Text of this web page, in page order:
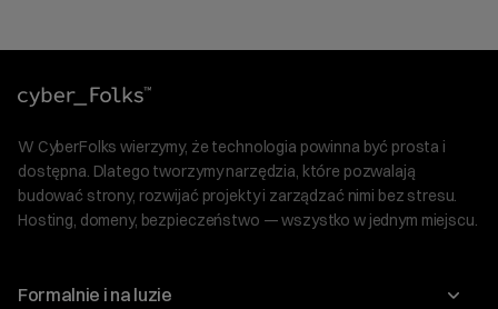
W CyberFolks wierzymy, że technologia powinna być prosta i
dostępna. Dlatego tworzymy narzędzia, które pozwalają
budować strony, rozwijać projekty i zarządzać nimi bez stresu.
Hosting, domeny, bezpieczeństwo — wszystko w jednym miejscu.
Formalnie i na luzie